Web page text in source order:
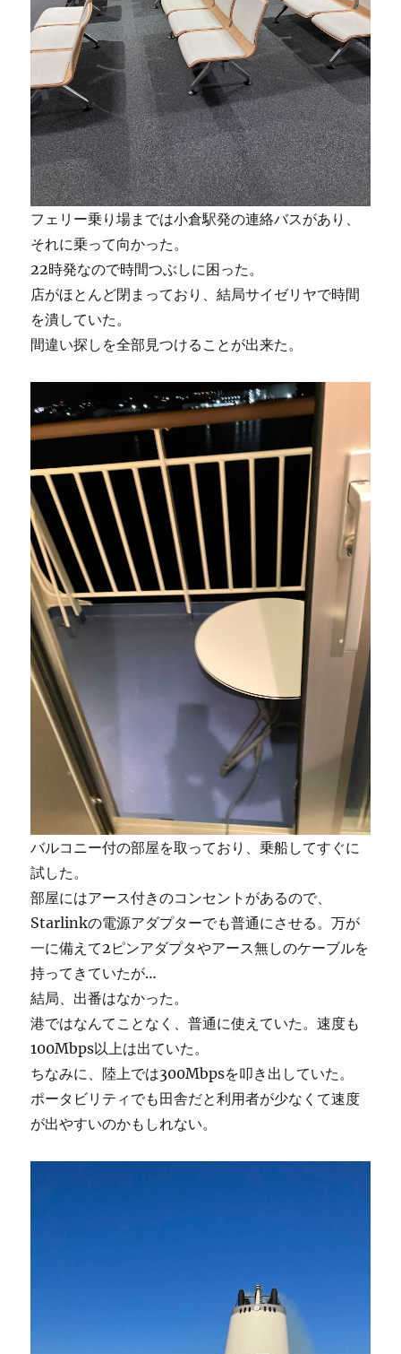
フェリー乗り場までは小倉駅発の連絡バスがあり、
それに乗って向かった。
22時発なので時間つぶしに困った。
店がほとんど閉まっており、結局サイゼリヤで時間
を潰していた。
間違い探しを全部見つけることが出来た。
バルコニー付の部屋を取っており、乗船してすぐに
試した。
部屋にはアース付きのコンセントがあるので、
Starlinkの電源アダプターでも普通にさせる。万が
一に備えて2ピンアダプタやアース無しのケーブルを
持ってきていたが…
結局、出番はなかった。
港ではなんてことなく、普通に使えていた。速度も
100Mbps以上は出ていた。
ちなみに、陸上では300Mbpsを叩き出していた。
ポータビリティでも田舎だと利用者が少なくて速度
が出やすいのかもしれない。